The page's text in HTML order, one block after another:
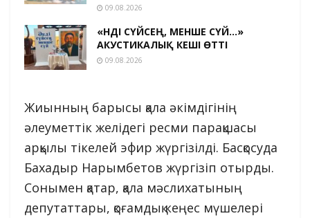
09.08.2026
«ӘНДІ СҮЙСЕҢ, МЕНШЕ СҮЙ…»
АКУСТИКАЛЫҚ КЕШІ ӨТТІ
09.08.2026
Жиынның барысы қала әкімдігінің
әлеуметтік желідегі ресми парақшасы
арқылы тікелей эфир жүргізілді. Басқосуда
Бахадыр Нарымбетов жүргізіп отырды.
Сонымен қатар, қала мәслихатының
депутаттары, қоғамдық кеңес мүшелері